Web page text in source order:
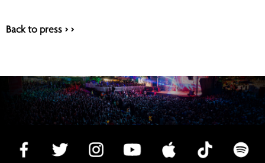
Back to press > >